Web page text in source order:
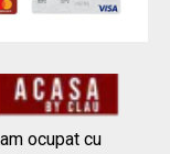
ocupat cu